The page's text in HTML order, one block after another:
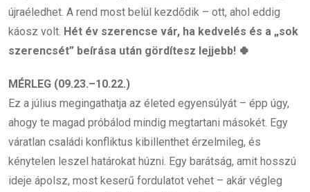
újraéledhet. A rend most belül kezdődik – ott, ahol eddig
káosz volt. Hét év szerencse vár, ha kedvelés és a „sok
szerencsét” beírása után gördítesz lejjebb! 🍀
MÉRLEG (09.23.–10.22.)
Ez a július megingathatja az életed egyensúlyát – épp úgy,
ahogy te magad próbálod mindig megtartani másokét. Egy
váratlan családi konfliktus kibillenthet érzelmileg, és
kénytelen leszel határokat húzni. Egy barátság, amit hosszú
ideje ápolsz, most keserű fordulatot vehet – akár végleg